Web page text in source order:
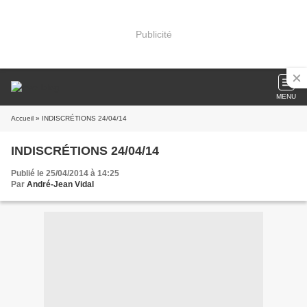
Publicité
MENU
Accueil » INDISCRÉTIONS 24/04/14
INDISCRÉTIONS 24/04/14
Publié le 25/04/2014 à 14:25
Par André-Jean Vidal